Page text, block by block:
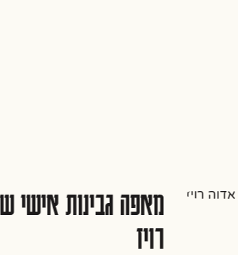
מאפה גבינות אישי
רויז